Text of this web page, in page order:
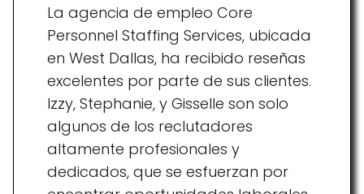
La agencia de empleo Core
Personnel Staffing Services, ubicada
en West Dallas, ha recibido reseñas
excelentes por parte de sus clientes.
Izzy, Stephanie, y Gisselle son solo
algunos de los reclutadores
altamente profesionales y
dedicados, que se esfuerzan por